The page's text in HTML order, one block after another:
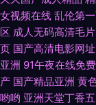
伦理 97超碰无码 豆
动漫 wwwwww欧美
丝后入 老湿激情影
女视频在线 乱伦第
区 成人无码高清毛片
页 国产高清电影网址
亚洲 91午夜在线免费
产 国产精品亚洲 黄
哟哟 亚洲天堂丁香五